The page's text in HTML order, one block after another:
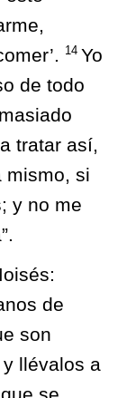
14 Yo
de todo
tratar así,
mismo, si
y no me
de
son
llévalos a